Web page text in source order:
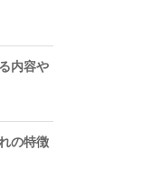
内容や
の特徴